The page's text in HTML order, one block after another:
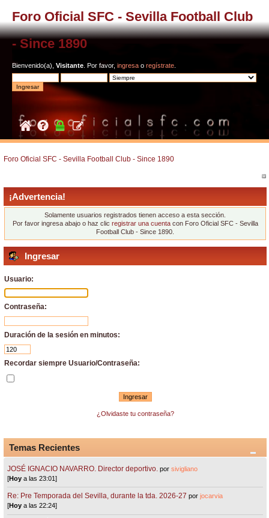
Foro Oficial SFC - Sevilla Football Club
- Since 1890
Bienvenido(a), Visitante . Por favor, ingresa o regístrate
Foro Oficial SFC - Sevilla Football Club - Since 1890
¡Advertencia!
Solamente usuarios registrados tienen acceso a esta sección.
Por favor ingresa abajo o haz clic registrar una cuentacon Foro Oficial SFC - Sevilla
Football Club - Since 1890.
Ingresar
Usuario:
Contraseña:
Duración de la sesión en minutos:
Recordar siempre Usuario/Contraseña:
¿Olvidaste tu contraseña?
Temas Recientes
JOSÉ IGNACIO NAVARRO. Director deportivo. porsivigliano
[Hoy a las 23:01]
Re: Pre Temporada del Sevilla, durante la tda. 2026-27 porjocarvia
[Hoy a las 22:24]